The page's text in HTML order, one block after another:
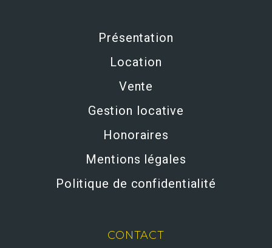
Présentation
Location
Vente
Gestion locative
Honoraires
Mentions légales
Politique de confidentialité
CONTACT